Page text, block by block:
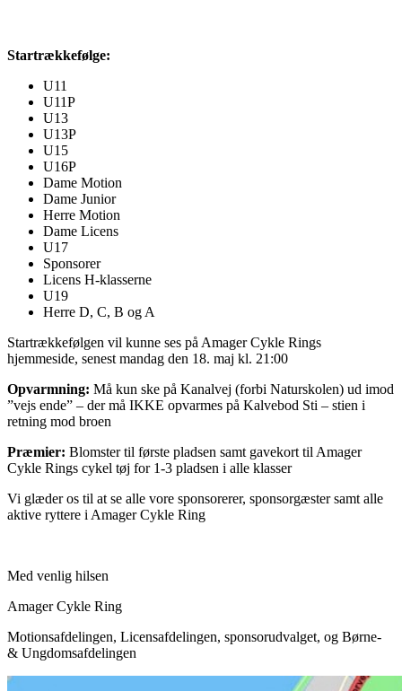
Startrækkefølge:
U11
U11P
U13
U13P
U15
U16P
Dame Motion
Dame Junior
Herre Motion
Dame Licens
U17
Sponsorer
Licens H-klasserne
U19
Herre D, C, B og A
Startrækkefølgen vil kunne ses på Amager Cykle Rings
hjemmeside, senest mandag den 18. maj kl. 21:00
Opvarmning: Må kun ske på Kanalvej (forbi Naturskolen) ud imod
”vejs ende” – der må IKKE opvarmes på Kalvebod Sti – stien i
retning mod broen
Præmier: Blomster til første pladsen samt gavekort til Amager
Cykle Rings cykel tøj for 1-3 pladsen i alle klasser
Vi glæder os til at se alle vore sponsorerer, sponsorgæster samt alle
aktive ryttere i Amager Cykle Ring
Med venlig hilsen
Amager Cykle Ring
Motionsafdelingen, Licensafdelingen, sponsorudvalget, og Børne-
& Ungdomsafdelingen